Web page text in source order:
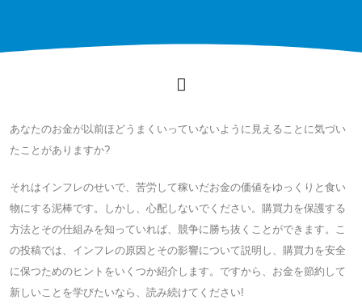
あなたのお金が以前ほどうまくいっていないように見えることに気づい
たことがありますか?
それはインフレのせいで、苦労して稼いだお金の価値をゆっくりと食い
物にする泥棒です。しかし、心配しないでください。購買力を保護する
方法とその仕組みを知っていれば、競争に勝ち抜くことができます。こ
の投稿では、インフレの原因とその影響について説明し、購買力を安全
に保つためのヒントをいくつか紹介します。ですから、お金を節約して
新しいことを学びたいなら、読み続けてください!